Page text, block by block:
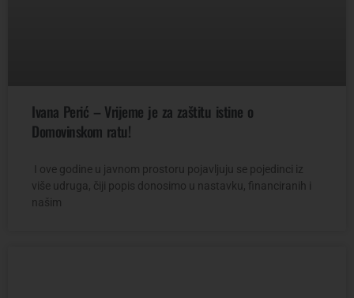
Ivana Perić – Vrijeme je za zaštitu istine o
Domovinskom ratu!
I ove godine u javnom prostoru pojavljuju se pojedinci iz
više udruga, čiji popis donosimo u nastavku, financiranih i
našim